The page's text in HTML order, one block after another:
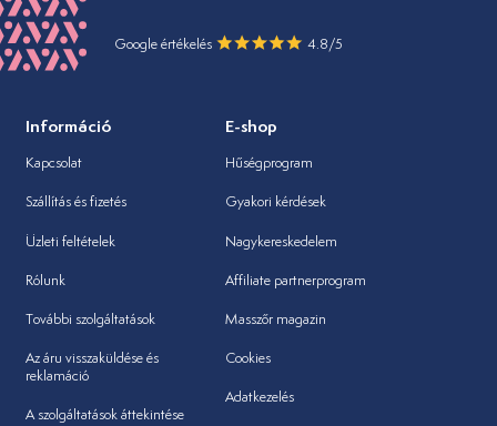
Google értékelés 4.8/5
Információ
Kapcsolat
Szállítás és fizetés
Üzleti feltételek
Rólunk
További szolgáltatások
Az áru visszaküldése és
reklamáció
A szolgáltatások áttekintése
E-shop
Hűségprogram
Gyakori kérdések
Nagykereskedelem
Affiliate partnerprogram
Masszőr magazin
Cookies
Adatkezelés